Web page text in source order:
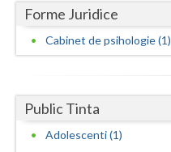
Ilfov
Maramures
Mures
Neamt
Forme Juridice
Cabinet de psihologie (1)
Public Tinta
Adolescenti (1)